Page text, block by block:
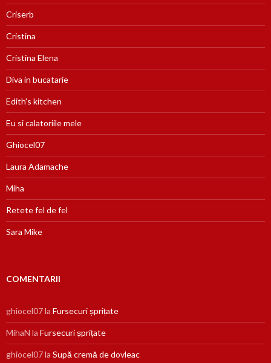
Criserb
Cristina
Cristina Elena
Diva in bucatarie
Edith's kitchen
Eu si calatoriile mele
Ghiocel07
Laura Adamache
Miha
Retete fel de fel
Sara Mike
COMENTARII
ghiocel07la Fursecuri șprițate
MihaN la Fursecuri șprițate
ghiocel07la Supă cremă de dovleac